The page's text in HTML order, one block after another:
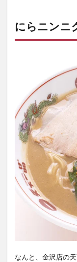
にらニンニ
なんと、金沢店の